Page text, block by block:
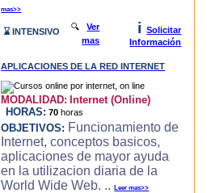
mas>>
⌛ INTENSIVO 🔍Ver
mas
i
Solicitar
Información
APLICACIONES DE LA RED INTERNET
MODALIDAD: Internet (Online)
HORAS: 70 horas
OBJETIVOS: Funcionamiento de
Internet, conceptos basicos,
aplicaciones de mayor ayuda
en la utilizacion diaria de la
World Wide Web. ..Leer mas>>